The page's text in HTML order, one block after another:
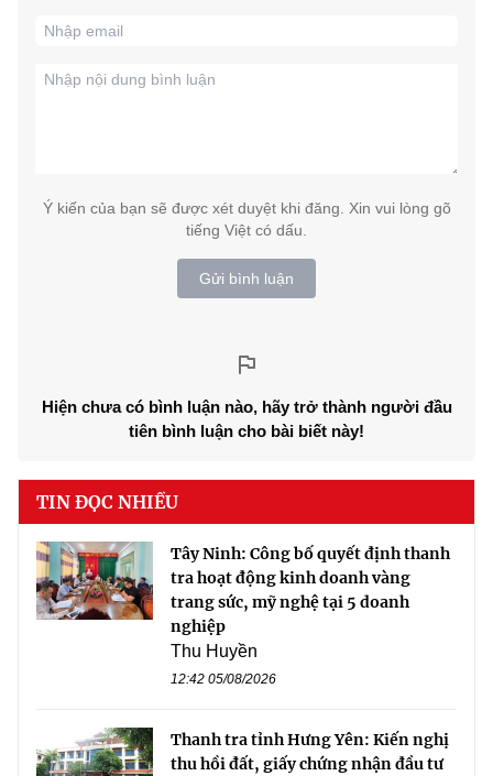
Ý kiến của bạn sẽ được xét duyệt khi đăng. Xin vui lòng gõ
tiếng Việt có dấu.
Gửi bình luận
Hiện chưa có bình luận nào, hãy trở thành người đầu
tiên bình luận cho bài biết này!
TIN ĐỌC NHIỀU
Tây Ninh: Công bố quyết định thanh
tra hoạt động kinh doanh vàng
trang sức, mỹ nghệ tại 5 doanh
nghiệp
Thu Huyền
12:42 05/08/2026
Thanh tra tỉnh Hưng Yên: Kiến nghị
thu hồi đất, giấy chứng nhận đầu tư